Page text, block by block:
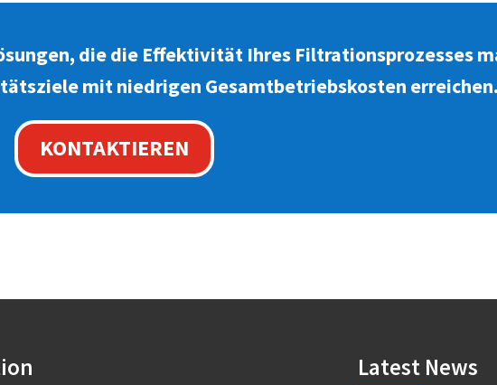
die die Effektivität Ihres Filtrationsprozesses
mit niedrigen Gesamtbetriebskosten erreichen.
KONTAKTIEREN
Latest News